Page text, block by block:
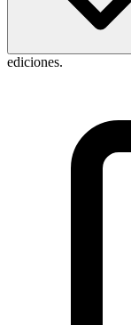
ediciones.